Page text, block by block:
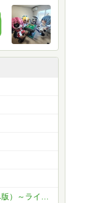
こんな本知りませんか？（ラノベ版）～ライトノベル～